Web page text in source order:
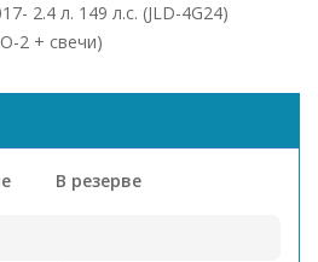
2.4 л. 149 л.с. (JLD-4G24)
2 + свечи)
В резерве